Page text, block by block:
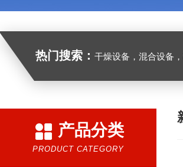
热门搜索： 干燥设备，混合设备
产品分类
PRODUCT CATEGORY